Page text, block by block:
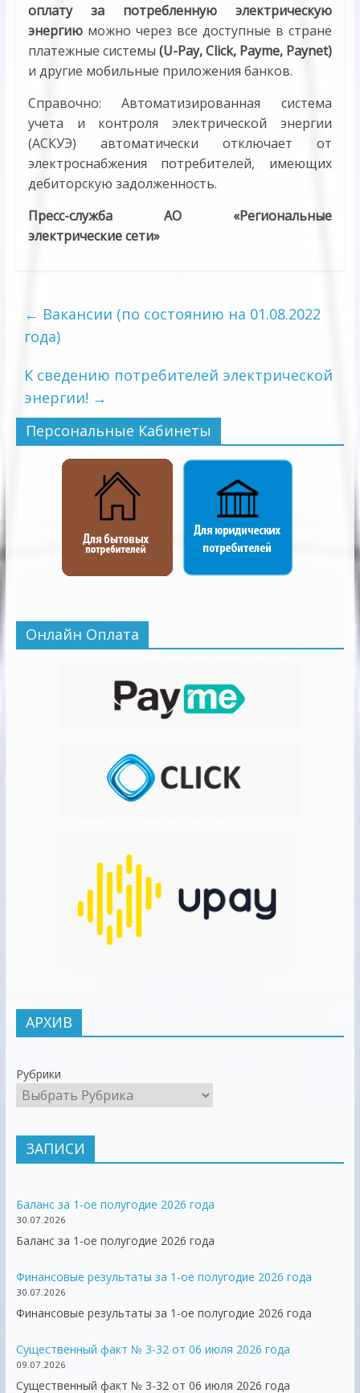
оплату за потребленную электрическую
энергиюможно через все доступные в стране
платежные системы (U-Pay, Click, Payme, Paynet)
и другие мобильные приложения банков.
Справочно: Автоматизированная система
учета и контроля электрической энергии
(АСКУЭ) автоматически отключает от
электроснабжения потребителей, имеющих
дебиторскую задолженность.
Пресс-служба АО «Региональные
электрические сети»
← Вакансии (по состоянию на 01.08.2022
года)
К сведению потребителей электрической
энергии! →
Персональные Кабинеты
Онлайн Оплата
АРХИВ
Рубрики
ЗАПИСИ
Баланс за 1-ое полугодие 2026 года
30.07.2026
Баланс за 1-ое полугодие 2026 года
Финансовые результаты за 1-ое полугодие 2026 года
30.07.2026
Финансовые результаты за 1-ое полугодие 2026 года
Существенный факт № 3-32 от 06 июля 2026 года
09.07.2026
Существенный факт № 3-32 от 06 июля 2026 года